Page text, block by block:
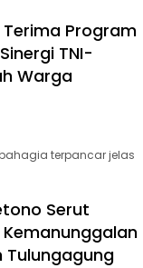
Program
TNI-
Warga
bahagia terpancar jelas
Serut
Tulungagung